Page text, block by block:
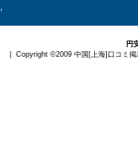
円
| Copyright ©2009 中国[上海]口コミ掲